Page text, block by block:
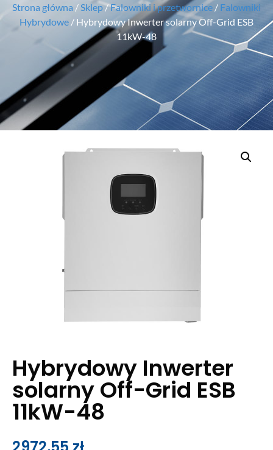
Strona główna / Sklep/Falowniki i przetwornice / Falowniki
Hybrydowe / Hybrydowy Inwerter solarny Off-Grid ESB
11kW-48
Hybrydowy Inwerter
solarny Off-Grid ESB
11kW-48